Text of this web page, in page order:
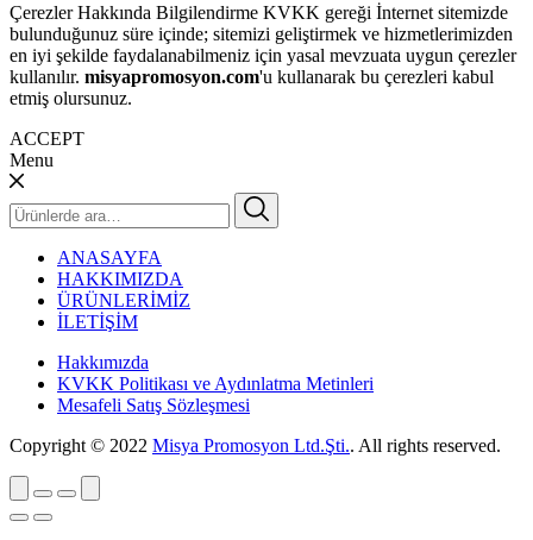
Çerezler Hakkında Bilgilendirme KVKK gereği İnternet sitemizde
bulunduğunuz süre içinde; sitemizi geliştirmek ve hizmetlerimizden
en iyi şekilde faydalanabilmeniz için yasal mevzuata uygun çerezler
kullanılır. misyapromosyon.com'u kullanarak bu çerezleri kabul
etmiş olursunuz.
ACCEPT
Menu
Ara:
ANASAYFA
HAKKIMIZDA
ÜRÜNLERİMİZ
İLETİŞİM
Hakkımızda
KVKK Politikası ve Aydınlatma Metinleri
Mesafeli Satış Sözleşmesi
Copyright © 2022 Misya Promosyon Ltd.Şti.. All rights reserved.